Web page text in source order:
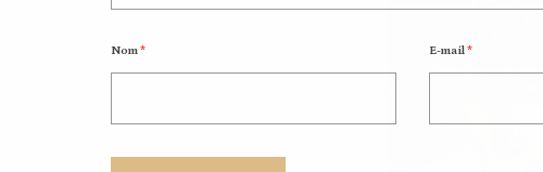
Nom* E-mail*